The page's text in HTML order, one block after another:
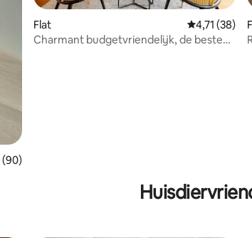
beoordeling van 4,84 op 5, 90 recensies
Flat Gemiddelde
4,71 (38)
Charmant budgetvriendelijk, de beste